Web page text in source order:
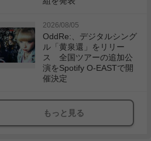
2026/08/05
OddRe:、デジタルシング
ル「黄泉還」をリリー
ス 全国ツアーの追加公
演をSpotify O-EASTで開
催決定
もっと見る